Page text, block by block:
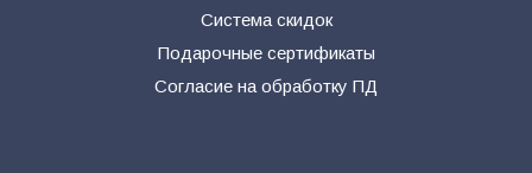
Система скидок
Подарочные сертификаты
Согласие на обработку ПД